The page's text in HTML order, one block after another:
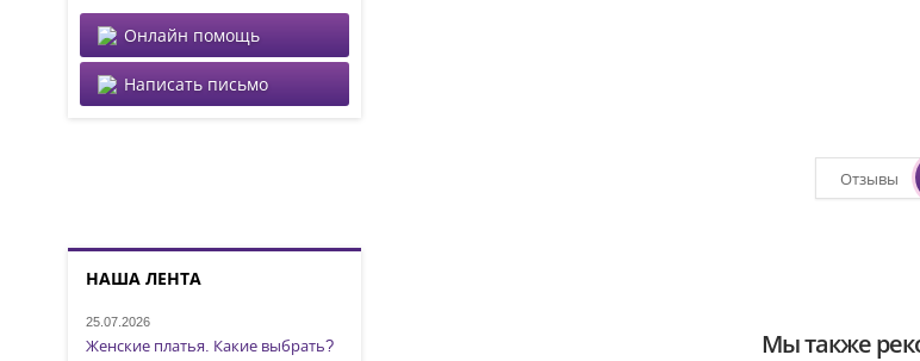
Онлайн помощь
Написать письмо
НАША ЛЕНТА
25.07.2026
Женские платья. Какие выбрать?
Отзывы
Мы также